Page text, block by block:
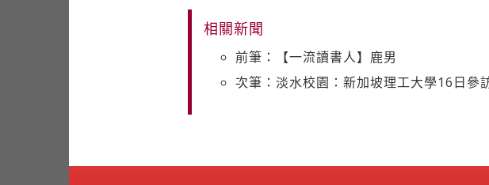
相關新聞
前筆：【一流讀書人】鹿男
次筆：淡水校園：新加坡理工大學16日參